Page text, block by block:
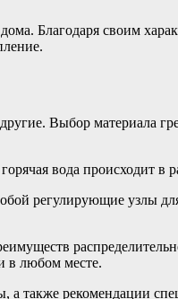
Благодаря своим
Выбор материала
вода происходит в
регулирующие узлы
в любом месте.
а также рекомендации